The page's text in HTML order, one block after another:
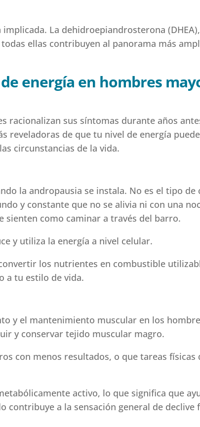
La dehidroepiandrosterona
ellas contribuyen al panorama más
energía en hombres
racionalizan sus síntomas durante años
reveladoras de que tu nivel de energía
circunstancias de la vida.
la andropausia se instala. No es el tipo de
y constante que no se alivia ni con una
sienten como caminar a través del barro.
y utiliza la energía a nivel celular.
los nutrientes en combustible
a tu estilo de vida.
y el mantenimiento muscular en los
y conservar tejido muscular magro.
con menos resultados, o que tareas físicas
activo, lo que significa que
contribuye a la sensación general de declive